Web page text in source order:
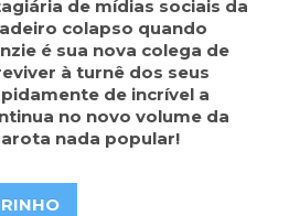
de mídias sociais da
colapso quando
é sua nova colega de
à turnê dos seus
de incrível a
no novo volume da
nada popular!